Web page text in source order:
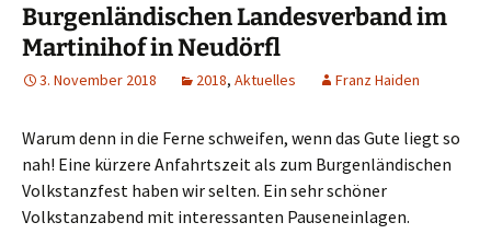
Burgenländischen Landesverband im
Martinihof in Neudörfl
3. November 2018 2018, Aktuelles Franz Haiden
Warum denn in die Ferne schweifen, wenn das Gute liegt so
nah! Eine kürzere Anfahrtszeit als zum Burgenländischen
Volkstanzfest haben wir selten. Ein sehr schöner
Volkstanzabend mit interessanten Pauseneinlagen.